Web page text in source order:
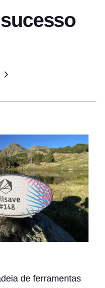
de ferramentas